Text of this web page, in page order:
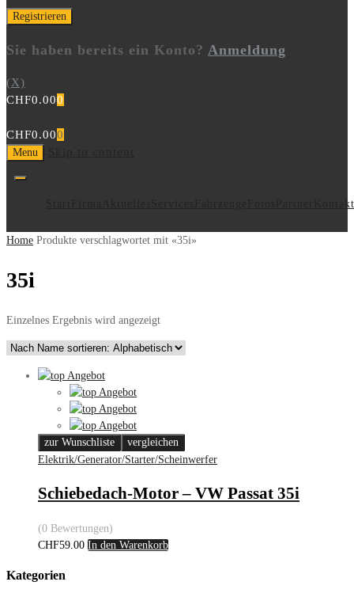
Sie haben bereits ein Konto? Anmeldung
(X)
CHF0.000
CHF0.000
Menu
Kontakt
Home Produkte verschlagwortet mit «35i»
35i
Einzelnes Ergebnis wird angezeigt
zur Wunschliste
vergleichen
Elektrik/Generator/Starter/Scheinwerfer
Schiebedach-Motor – VW Passat 35i
(0 Bewertungen)
CHF59.00 In den Warenkorb
Kategorien